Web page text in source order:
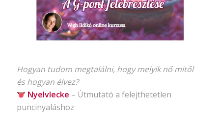
Hogyan tudom megtalálni, hogy melyik nő mitől
és hogyan élvez?
Nyelvlecke – Útmutató a felejthetetlen
puncinyaláshoz